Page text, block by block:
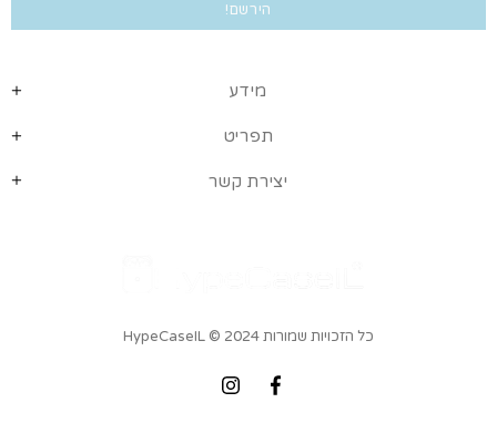
מידע
תפריט
יצירת קשר
כל הזכויות שמורות HypeCaseIL© 2024